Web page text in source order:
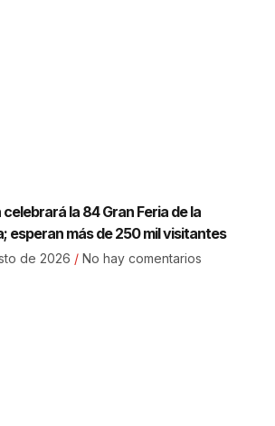
la 84 Gran Feria de la
esperan más de 250 mil visitantes
de 2026 No hay comentarios